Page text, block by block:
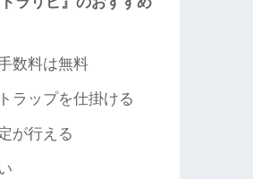
数料は無料
ラップを仕掛ける
が行える